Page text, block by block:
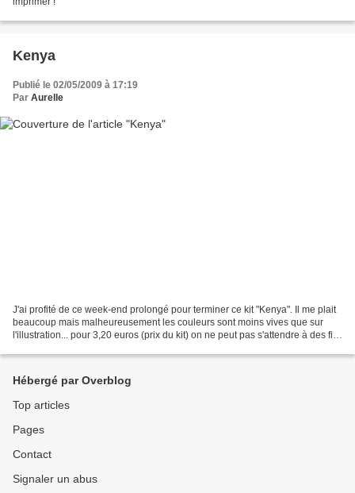
Kenya
Publié le 02/05/2009 à 17:19
Par Aurelle
J'ai profité de ce week-end prolongé pour terminer ce kit "Kenya". Il me plait
beaucoup mais malheureusement les couleurs sont moins vives que sur
l'illustration... pour 3,20 euros (prix du kit) on ne peut pas s'attendre à des fils
Hébergé par Overblog
Top articles
Pages
Contact
Signaler un abus